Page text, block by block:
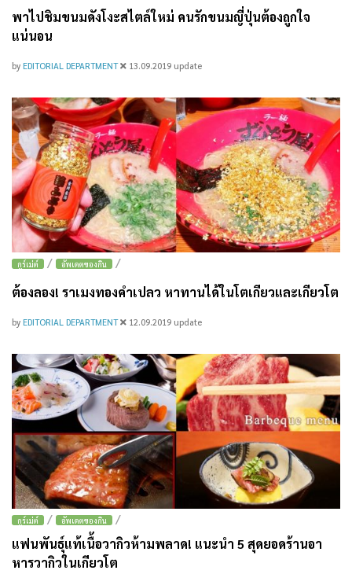
พาไปชิมขนมดังโงะสไตล์ใหม่ คนรักขนมญี่ปุ่นต้องถูกใจ
แน่นอน
by EDITORIAL DEPARTMENT 13.09.2019 update
กูร์เม่ต์ / อัพเดตของกิน /
ต้องลอง! ราเมงทองคำเปลว หาทานได้ในโตเกียวและเกียวโต
by EDITORIAL DEPARTMENT 12.09.2019 update
กูร์เม่ต์ / อัพเดตของกิน /
แฟนพันธุ์แท้เนื้อวากิวห้ามพลาด! แนะนำ 5 สุดยอดร้านอา
หารวากิวในเกียวโต